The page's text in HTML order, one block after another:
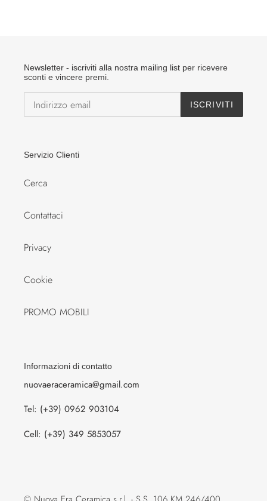
Newsletter - iscriviti alla nostra mailing list per ricevere
sconti e vincere premi.
ISCRIVITI
Servizio Clienti
Cerca
Contattaci
Privacy
Cookie
PROMO MOBILI
Informazioni di contatto
nuovaeraceramica@gmail.com
Tel: (+39) 0962 903104
Cell: (+39) 349 5853057